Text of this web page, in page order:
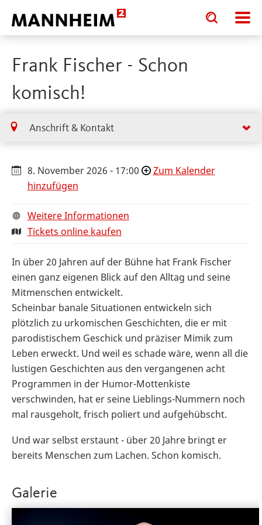
Toggle
search
input
Toggle
search
input
Frank Fischer - Schon
komisch!
Anschrift & Kontakt
8. November 2026 - 17:00
Zum Kalender
hinzufügen
Weitere Informationen
Tickets online kaufen
In über 20 Jahren auf der Bühne hat Frank Fischer
einen ganz eigenen Blick auf den Alltag und seine
Mitmenschen entwickelt.
Scheinbar banale Situationen entwickeln sich
plötzlich zu urkomischen Geschichten, die er mit
parodistischem Geschick und präziser Mimik zum
Leben erweckt. Und weil es schade wäre, wenn all die
lustigen Geschichten aus den vergangenen acht
Programmen in der Humor-Mottenkiste
verschwinden, hat er seine Lieblings-Nummern noch
mal rausgeholt, frisch poliert und aufgehübscht.
Und war selbst erstaunt - über 20 Jahre bringt er
bereits Menschen zum Lachen. Schon komisch.
Galerie